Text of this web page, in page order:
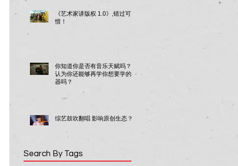
《艺术家讲版权 1.0》,错过可
惜！
你知道你是否有音乐天赋吗？你
认为你还能够再学你想要学的乐
器吗？
综艺鼓吹翻唱 影响原创生态？
Search By Tags